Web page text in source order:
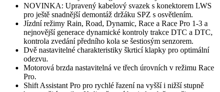
NOVINKA: Upravený kabelový svazek s konektorem LWS
pro ještě snadnější demontáž držáku SPZ s osvětlením.
Jízdní režimy Rain, Road, Dynamic, Race a Race Pro 1-3 a
nejnovější generace dynamické kontroly trakce DTC a DTC,
kontrola zvedání předního kola se šestiosým senzorem.
Dvě nastavitelné charakteristiky škrticí klapky pro optimální
odezvu.
Motorová brzda nastavitelná ve třech úrovních v režimu Race
Pro.
Shift Assistant Pro pro rychlé řazení na vyšší i nižší stupně